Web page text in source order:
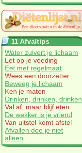
11 Afvaltips
Water zuivert je lichaam
Let op je voeding
Eet met regelmaat
Wees een doorzetter
Beweeg je lichaam
Ken je maten
Drinken, drinken, drinken
Val af, maar blijf eten
De wekker is je vriend
Van uitstel komt afstel
Afvallen doe je niet
alleen